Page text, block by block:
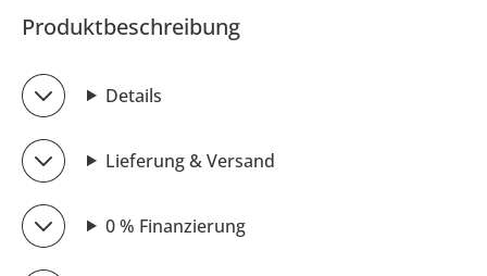
Produktbeschreibung
Details
Lieferung & Versand
0 % Finanzierung